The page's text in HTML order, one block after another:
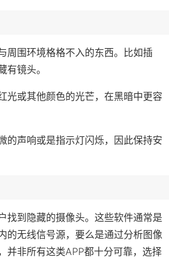
周围环境格格不入的东西。比如插
镜头。
光或其他颜色的光芒，在黑暗中更容
的声响或是指示灯闪烁，因此保持安
找到隐藏的摄像头。这些软件通常是
无线信号源，要么是通过分析图像
并非所有这类APP都十分可靠，选择